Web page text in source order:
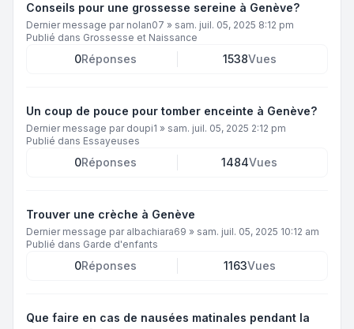
Conseils pour une grossesse sereine à Genève?
Dernier message par nolan07 » sam. juil. 05, 2025 8:12 pm
Publié dans Grossesse et Naissance
0Réponses 1538Vues
Un coup de pouce pour tomber enceinte à Genève?
Dernier message par doupi1 » sam. juil. 05, 2025 2:12 pm
Publié dans Essayeuses
0Réponses 1484Vues
Trouver une crèche à Genève
Dernier message par albachiara69 » sam. juil. 05, 2025 10:12 am
Publié dans Garde d'enfants
0Réponses 1163Vues
Que faire en cas de nausées matinales pendant la